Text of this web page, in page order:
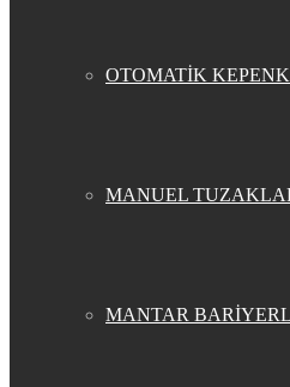
OTOMATİK
MANUEL
MANTAR